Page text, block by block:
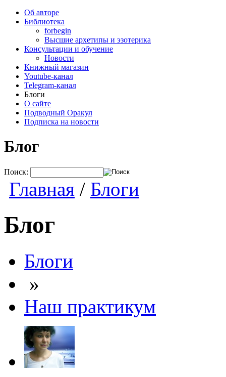
Об авторе
Библиотека
forbegin
Высшие архетипы и эзотерика
Консультации и обучение
Новости
Книжный магазин
Youtube-канал
Telegram-канал
Блоги
О сайте
Подводный Оракул
Подписка на новости
Блог
Поиск:
Главная / Блоги
Блог
Блоги
»
Наш практикум